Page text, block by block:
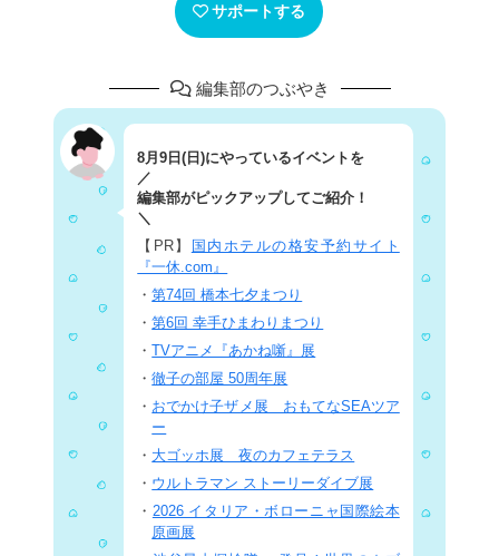
サポートする
編集部のつぶやき
8月9日(日)にやっているイベントを
／
編集部がピックアップしてご紹介！
＼
【PR】
国内ホテルの格安予約サイト
『一休.com』
・第74回 橋本七夕まつり
・第6回 幸手ひまわりまつり
・TVアニメ『あかね噺』展
・徹子の部屋 50周年展
・ おでかけ子ザメ展 おもてなSEAツア
ー
・ 大ゴッホ展 夜のカフェテラス
・ ウルトラマン ストーリーダイブ展
・ 2026 イタリア・ボローニャ国際絵本
原画展